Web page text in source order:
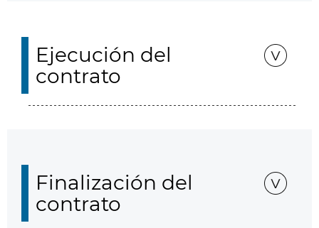
Ejecución del
contrato
Finalización del
contrato